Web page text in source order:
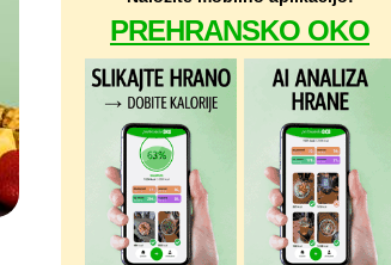
PREHRANSKO OKO